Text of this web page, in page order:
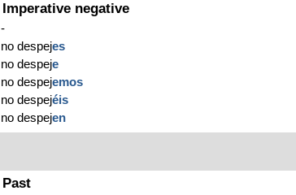
Imperative negative
-
no despejes
no despeje
no despejemos
no despejéis
no despejen
Past